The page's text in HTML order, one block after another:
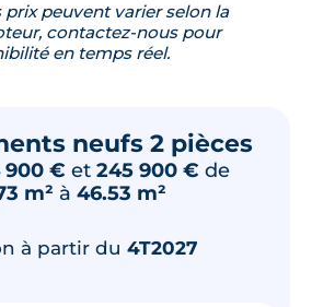
prix peuvent varier selon la
contactez-nous pour
en temps réel.
neufs 2 pièces
900 € et 245 900 € de
m² à 46.53 m²
à partir du 4T2027